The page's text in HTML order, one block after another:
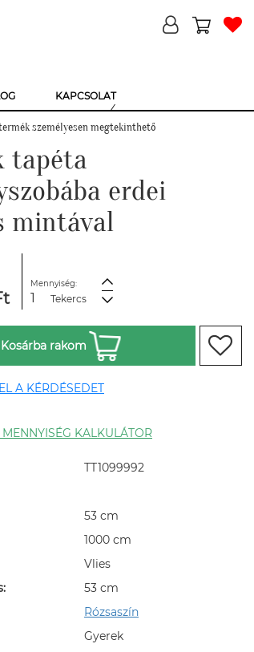
KAPCSOLAT
személyesen megtekinthető
tapéta
erdei
mintával
Mennyiség:
Tekercs
Kosárba rakom
A KÉRDÉSEDET
KALKULÁTOR
TT1099992
53 cm
1000 cm
Vlies
53 cm
Rózsaszín
Gyerek